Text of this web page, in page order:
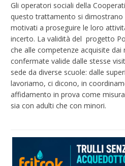
Gli operatori sociali della
questo trattamento si
motivati a proseguire le loro
incerto. La validità del progetto
che alle competenze acquisite
confermate valide dalle stesse
sede da diverse scuole: dalle
lavoriamo, ci dicono, in
affidamento in prova come
sia con adulti che con minori.